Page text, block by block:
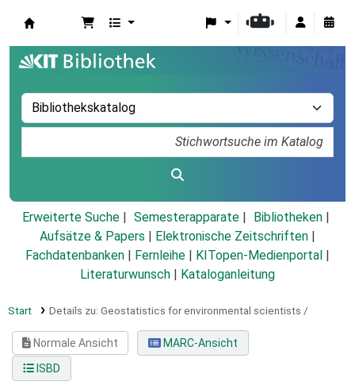
Erweiterte Suche Semesterapparate
Bibliotheken
Aufsätze & Papers
Elektronische Zeitschriften
Fachdatenbanken
Fernleihe KITopen-Medienportal
Literaturwunsch
Kataloganleitung
Start Details zu: Geostatistics for environmental scientists /
Normale Ansicht
MARC-Ansicht
ISBD